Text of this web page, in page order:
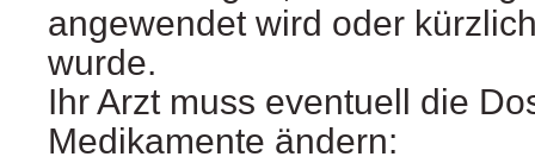
angewendet wird oder
wurde.
Ihr Arzt muss eventuell die
Medikamente ändern: